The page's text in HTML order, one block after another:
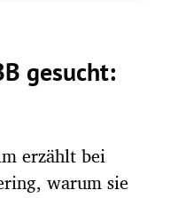
gesucht:
erzählt bei
warum sie